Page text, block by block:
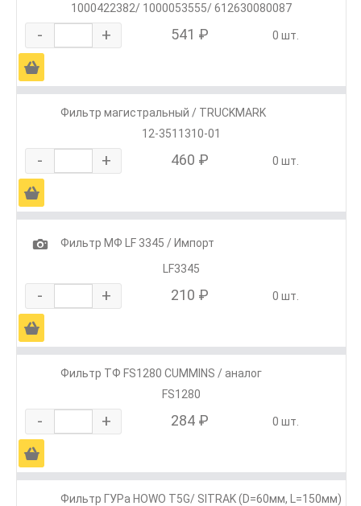
1000422382/ 1000053555/ 612630080087
- + 541 ₽ 0 шт.
Ä
Фильтр магистральный / TRUCKMARK
12-3511310-01
- + 460 ₽ 0 шт.
Ä
1
Фильтр МФ LF 3345 / Импорт
LF3345
- + 210 ₽ 0 шт.
Ä
Фильтр ТФ FS1280 CUMMINS / аналог
FS1280
- + 284 ₽ 0 шт.
Ä
Фильтр ГУРа HOWO T5G/ SITRAK (D=60мм, L=150мм)